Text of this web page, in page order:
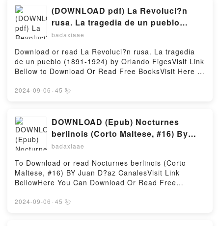
serpientesPowered by Firstory Hosting
prohibido enamorarse.Apollo es hetero, pero acepta
ser empleado como ?catador? en un burdel
masculino, un para?so hedonista llamado Shangri-
La. El trabajo de catador consiste en mimar a los
prostitutos, los llamados ?pajaritos?, y prepararlos
f?sica y psicol?gicamente antes de que reciban a
sus clientes.Phi, un joven ?pajarito? de car?cter
Apollo. Pronto comienza a sentir curiosidad por el
va conociendo a Phi, descubre los traumas que
oculta tras su fachada de autosuficiencia, un pasado
turbulento de abandono y abusos cuyas heridas
siguen abiertas.Mientras antiguos fantasmas
cada vez m?s atra?dos el uno al otro. ?Cu?l es el
castigo por romper las reglas?Reading P?jaros de
Shangri-La, vol. 2Download P?jaros de Shangri-La,
You ready to Read Or Download P?jaros de Shangri-
(DOWNLOAD pdf) La Revoluci?n
rusa. La tragedia de un pueblo
(1891-1924) BY Orlando Figes
badaxiaae
Download or read La Revoluci?n rusa. La tragedia
de un pueblo (1891-1924) by Orlando FigesVisit Link
Bellow to Download Or Read Free BooksVisit Here :
book=8430624244Available versions: EPUB, PDF,
n rusa. La tragedia de un pueblo (1891-
1924).Reading La Revoluci?n rusa. La tragedia de
un pueblo (1891-1924)Download La Revoluci?n rusa.
La tragedia de un pueblo (1891-1924)PDF/Epub La
Revoluci?n rusa. La tragedia de un pueblo (1891-
1924)Now You ready to Read Or Download La
Revoluci?n rusa. La tragedia de un pueblo (1891-
2024-09-06 · 45 秒
DOWNLOAD (Epub) Nocturnes
berlinois (Corto Maltese, #16) By
Juan D?az Canales
badaxiaae
To Download or read Nocturnes berlinois (Corto
Maltese, #16) BY Juan D?az CanalesVisit Link
BellowHere You Can Download Or Read Free
book=2203221682Description : #1 NEW YORK
2024-09-06 · 45 秒